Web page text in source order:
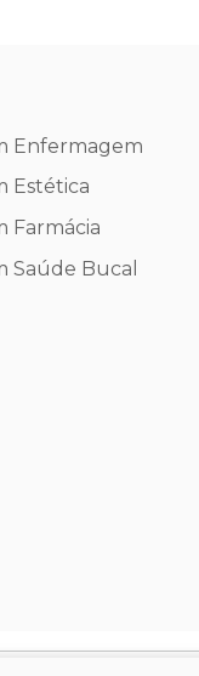
Enfermagem
Estética
Farmácia
Saúde Bucal